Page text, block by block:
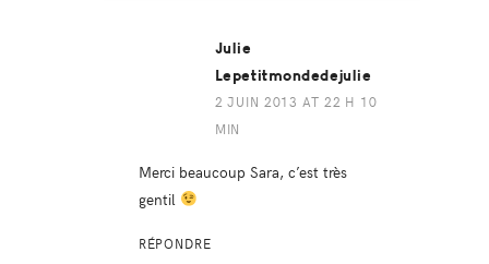
Julie
Lepetitmondedejulie
2 JUIN 2013 AT 22 H 10
MIN
Merci beaucoup Sara, c’est très
gentil
RÉPONDRE